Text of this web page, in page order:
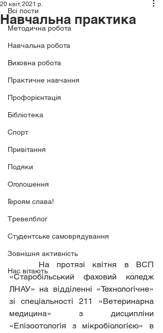
Всі пости
Методична робота
Навчальна робота
Виховна робота
Практичне навчання
Профорієнтація
Бібліотека
Спорт
Привітання
Подяки
Оголошення
Героям слава!
Тревелблог
Студентське самоврядування
Зовнішня активність
Нас вітають
Навчальна практика
20 квіт. 2021 р.
«Старобільський фаховий коледж
ЛНАУ» на відділенні «Технологічне»
зі спеціальності 211 «Ветеринарна
медицина» з дисципліни
«Епізоотологія з мікробіологією» в